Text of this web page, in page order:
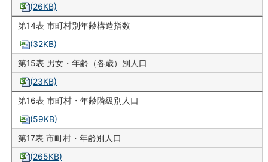
(26KB)
第14表 市町村別年齢構造指数
(32KB)
第15表 男女・年齢（各歳）別人口
(23KB)
第16表 市町村・年齢階級別人口
(59KB)
第17表 市町村・年齢別人口
(265KB)